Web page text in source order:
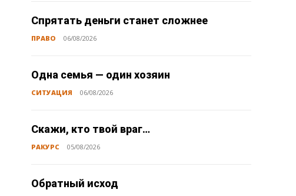
Спрятать деньги станет сложнее
ПРАВО 06/08/2026
Одна семья — один хозяин
СИТУАЦИЯ 06/08/2026
Скажи, кто твой враг…
РАКУРС 05/08/2026
Обратный исход